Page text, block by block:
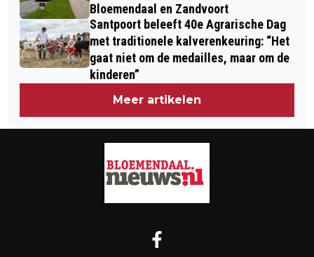
Bloemendaal en Zandvoort
Santpoort beleeft 40e Agrarische Dag
met traditionele kalverenkeuring: “Het
gaat niet om de medailles, maar om de
kinderen”
Meer artikelen